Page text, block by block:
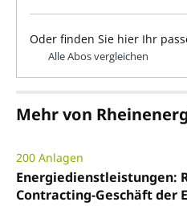
Oder finden Sie hier Ihr
Alle Abos vergleichen
Mehr von
200 Anlagen
Energiedienstleistungen:
Contracting-Geschäft der